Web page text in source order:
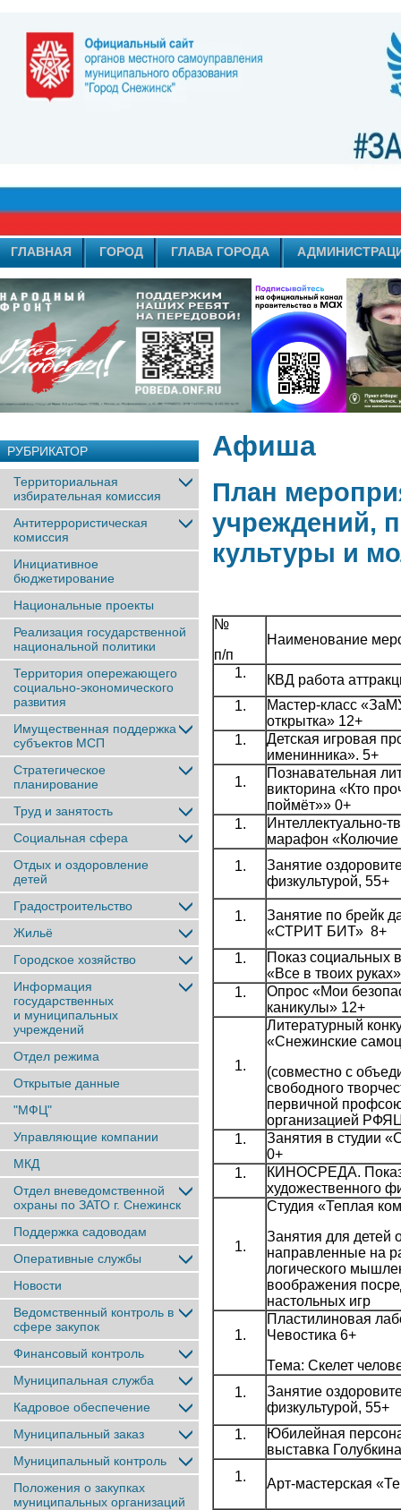
ГЛАВНАЯ ГОРОД ГЛАВА ГОРОДА
РУБРИКАТОР
Территориальная
избирательная комиссия
Антитеррористическая
комиссия
Инициативное
бюджетирование
Национальные проекты
Реализация государственной
национальной политики
Территория опережающего
социально-экономического
развития
Имущественная поддержка
субъектов МСП
Стратегическое
планирование
Труд и занятость
Социальная сфера
Отдых и оздоровление
детей
Градостроительство
Жильё
Городское хозяйство
Информация
государственных
и муниципальных
учреждений
Отдел режима
Открытые данные
"МФЦ"
Управляющие компании
МКД
Отдел вневедомственной
охраны по ЗАТО г. Снежинск
Поддержка садоводам
Оперативные службы
Новости
Ведомственный контроль в
сфере закупок
Финансовый контроль
Муниципальная служба
Кадровое обеспечение
Муниципальный заказ
Муниципальный контроль
Положения о закупках
муниципальных организаций
Афиша
План
учреждений,
культуры и
№
п/п
Наименование
КВД работа
Мастер-класс
открытка» 12+
Детская игровая
именинника». 5+
Познавательная
викторина «Кто
поймёт»» 0+
Интеллектуально-
марафон «Колючие
Занятие
физкультурой, 55+
Занятие по брейк
«СТРИТ БИТ» 8+
Показ социальных
«Все в твоих
Опрос «Мои
каникулы» 12+
Литературный
«Снежинские
(совместно с
свободного
первичной
организацией
Занятия в студии
0+
КИНОСРЕДА.
художественного
Студия «Теплая
Занятия для детей
направленные на
логического
воображения
настольных игр
Пластилиновая
Чевостика 6+
Тема: Скелет
Занятие
физкультурой, 55+
Юбилейная
выставка
Арт-мастерская